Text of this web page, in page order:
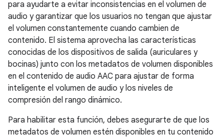
para ayudarte a evitar inconsistencias en el volumen de
audio y garantizar que los usuarios no tengan que ajustar
el volumen constantemente cuando cambien de
contenido. El sistema aprovecha las características
conocidas de los dispositivos de salida (auriculares y
bocinas) junto con los metadatos de volumen disponibles
en el contenido de audio AAC para ajustar de forma
inteligente el volumen de audio y los niveles de
compresión del rango dinámico.
Para habilitar esta función, debes asegurarte de que los
metadatos de volumen estén disponibles en tu contenido